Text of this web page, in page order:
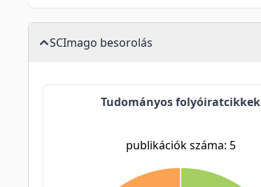
SCImago besorolás
Tudományos folyóiratcikkek
publikációk száma: 5